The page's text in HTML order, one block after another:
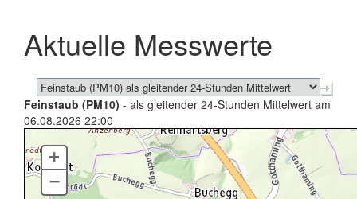
schließen
Aktuelle Messwerte
Feinstaub (PM10) - als gleitender 24-Stunden Mittelwert am
06.08.2026 22:00
+
–